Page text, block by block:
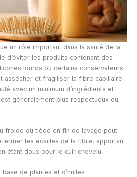
un rôle important dans la santé de la
d’éviter les produits contenant des
lourds ou certains conservateurs
assécher et fragiliser la fibre capillaire.
avec un minimum d’ingrédients et
généralement plus respectueux du
froide ou tiède en fin de lavage peut
les écailles de la fibre, apportant
étant doux pour le cuir chevelu.
de plantes et d’huiles